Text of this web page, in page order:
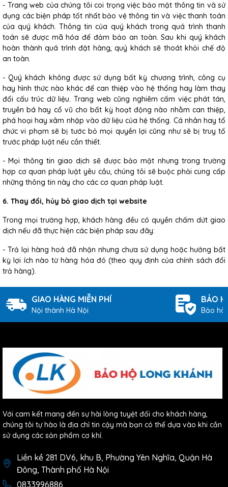
- Trang web của chúng tôi coi trọng việc bảo mật thông tin và sử
dụng các biện pháp tốt nhất bảo vệ thông tin và việc thanh toán
của quý khách. Thông tin của quý khách trong quá trình thanh
toán sẽ được mã hóa để đảm bảo an toàn. Sau khi quý khách
hoàn thành quá trình đặt hàng, quý khách sẽ thoát khỏi chế độ
an toàn.
- Quý khách không được sử dụng bất kỳ chương trình, công cụ
hay hình thức nào khác để can thiệp vào hệ thống hay làm thay
đổi cấu trúc dữ liệu. Trang web cũng nghiêm cấm việc phát tán,
truyền bá hay cổ vũ cho bất kỳ hoạt động nào nhằm can thiệp,
phá hoại hay xâm nhập vào dữ liệu của hệ thống. Cá nhân hay tổ
chức vi phạm sẽ bị tước bỏ mọi quyền lợi cũng như sẽ bị truy tố
trước pháp luật nếu cần thiết.
- Mọi thông tin giao dịch sẽ được bảo mật nhưng trong trường
hợp cơ quan pháp luật yêu cầu, chúng tôi sẽ buộc phải cung cấp
những thông tin này cho các cơ quan pháp luật.
6. Thay đổi, hủy bỏ giao dịch tại website
Trong mọi trường hợp, khách hàng đều có quyền chấm dứt giao
dịch nếu đã thực hiện các biện pháp sau đây:
- Trả lại hàng hoá đã nhận nhưng chưa sử dụng hoặc hưởng bất
kỳ lợi ích nào từ hàng hóa đó (theo quy định của chính sách đổi
trả hàng).
GIAO HÀNG MIỄN PHÍ
Nội thành Hà Nội
BẢO
Bảo
Với cam kết mang đến sự hài lòng tuyệt đối cho khách hàng,
chúng tôi tự hào là địa chỉ tin cậy mà bạn có thể dựa vào khi cần
sử dụng các sản phẩm cơ khí.
Liền kề 281 DV6, khu B, Phường Yên Nghĩa, Quận Hà
Đông, Thành phố Hà Nội
0833996886